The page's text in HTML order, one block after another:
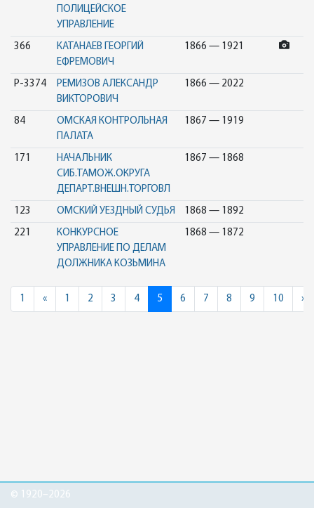
ПОЛИЦЕЙСКОЕ
УПРАВЛЕНИЕ
366
КАТАНАЕВ ГЕОРГИЙ
ЕФРЕМОВИЧ
1866 — 1921
Р-3374
РЕМИЗОВ АЛЕКСАНДР
ВИКТОРОВИЧ
1866 — 2022
84
ОМСКАЯ КОНТРОЛЬНАЯ
ПАЛАТА
1867 — 1919
171
НАЧАЛЬНИК
СИБ.ТАМОЖ.ОКРУГА
ДЕПАРТ.ВНЕШН.ТОРГОВЛ
1867 — 1868
123 ОМСКИЙ УЕЗДНЫЙ СУДЬЯ 1868 — 1892
221
КОНКУРСНОЕ
УПРАВЛЕНИЕ ПО ДЕЛАМ
ДОЛЖНИКА КОЗЬМИНА
1868 — 1872
1 «Previous
1 2 3 4 5 6 7 8 9 10 »
© 1920–2026